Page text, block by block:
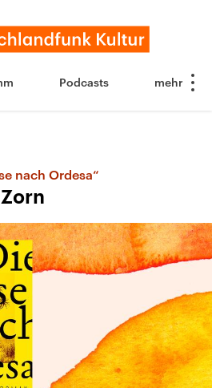
Podcasts
nach Ordesa“